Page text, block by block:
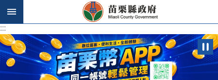
跳到主要內容區塊
:::
:::